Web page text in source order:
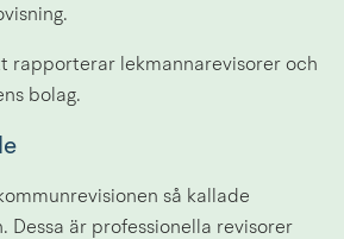
rapporterar lekmannarevisorer och
bolag.
så kallade
Dessa är professionella revisorer